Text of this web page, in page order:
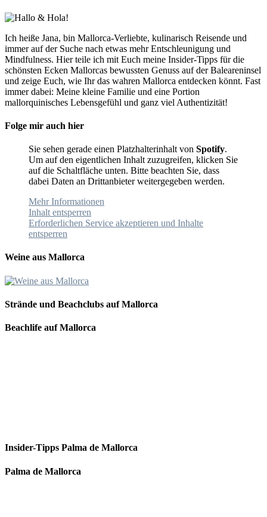
Ich heiße Jana, bin Mallorca-Verliebte, kulinarisch Reisende und
immer auf der Suche nach etwas mehr Entschleunigung und
Mindfulness. Hier teile ich mit Euch meine Insider-Tipps für die
schönsten Ecken Mallorcas bewussten Genuss auf der Baleareninsel
und zeige Euch, wie Ihr das wahren Mallorca entdecken könnt. Fast
immer dabei: Meine kleine Familie und eine Portion
mallorquinisches Lebensgefühl und ganz viel Authentizität!
Folge mir auch hier
Sie sehen gerade einen Platzhalterinhalt von Spotify.
Um auf den eigentlichen Inhalt zuzugreifen, klicken Sie
auf die Schaltfläche unten. Bitte beachten Sie, dass
dabei Daten an Drittanbieter weitergegeben werden.
Mehr Informationen
Inhalt entsperren
Erforderlichen Service akzeptieren und Inhalte
entsperren
Weine aus Mallorca
Strände und Beachclubs auf Mallorca
Beachlife auf Mallorca
Insider-Tipps Palma de Mallorca
Palma de Mallorca